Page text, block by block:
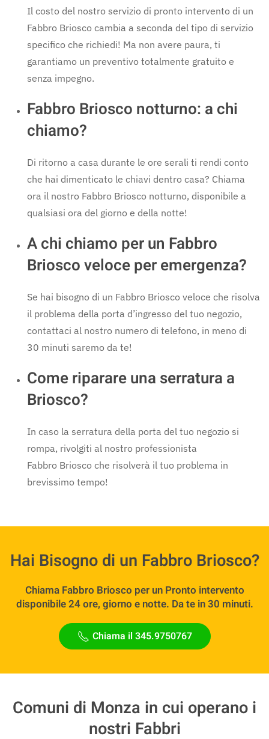
Il costo del nostro servizio di pronto intervento di un
Fabbro Briosco cambia a seconda del tipo di servizio
specifico che richiedi! Ma non avere paura, ti
garantiamo un preventivo totalmente gratuito e
senza impegno.
Fabbro Briosco notturno: a chi
chiamo?
Di ritorno a casa durante le ore serali ti rendi conto
che hai dimenticato le chiavi dentro casa? Chiama
ora il nostro Fabbro Briosco notturno, disponibile a
qualsiasi ora del giorno e della notte!
A chi chiamo per un Fabbro
Briosco veloce per emergenza?
Se hai bisogno di un Fabbro Briosco veloce che risolva
il problema della porta d’ingresso del tuo negozio,
contattaci al nostro numero di telefono, in meno di
30 minuti saremo da te!
Come riparare una serratura a
Briosco?
In caso la serratura della porta del tuo negozio si
rompa, rivolgiti al nostro professionista
Fabbro Briosco che risolverà il tuo problema in
brevissimo tempo!
Hai Bisogno di un Fabbro Briosco?
Chiama Fabbro Briosco per un Pronto intervento
disponibile 24 ore, giorno e notte. Da te in 30 minuti.
Chiama il 345.9750767
Comuni di Monza in cui operano i
nostri Fabbri